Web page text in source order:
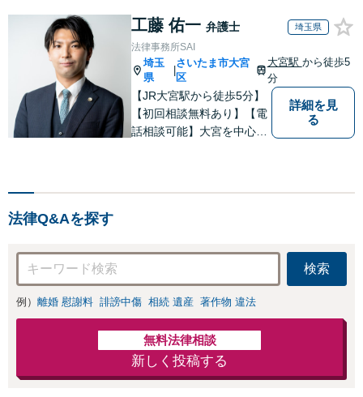
などの状況でも歓迎。
まずはご相談下さい！
こともあります。経験豊富
い！保険会社の顧問経験あ
工藤 佑一 弁護士 埼玉県
法律事務所SAI
埼玉
県
さいたま市大宮
区
大宮駅 から徒歩5
分
【JR大宮駅から徒歩5分】
【初回相談無料あり】【電
話相談可能】大宮を中心
詳細を見
る
法律Q&Aを探す
検索
例） 離婚 慰謝料 誹謗中傷 相続 遺産 著作物 違法
無料法律相談
新しく投稿する